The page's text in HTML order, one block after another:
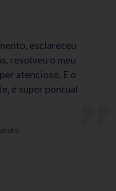
esclareceu
resolveu o meu
atencioso. E o
é super pontual